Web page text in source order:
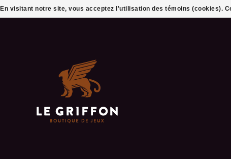
En visitant notre site, vous acceptez l'utilisation des témoins (cookies).